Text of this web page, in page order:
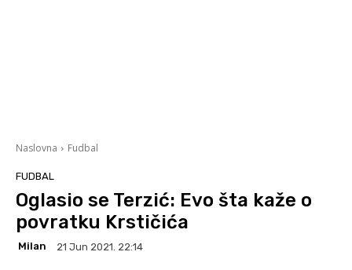
Naslovna Fudbal
FUDBAL
Oglasio se Terzić: Evo šta kaže o
povratku Krstičića
Milan 21 Jun 2021. 22:14